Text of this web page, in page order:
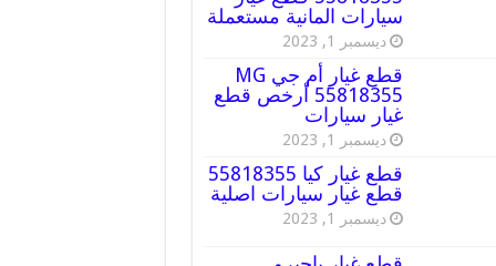
سيارات المانية مستعملة
ديسمبر 1, 2023
قطع غيار أم جي MG
55818355 أرخص قطع
غيار سيارات
ديسمبر 1, 2023
قطع غيار كيا 55818355
قطع غيار سيارات اصلية
ديسمبر 1, 2023